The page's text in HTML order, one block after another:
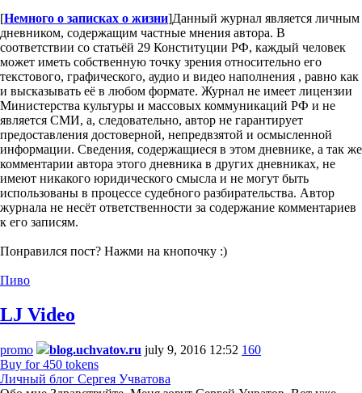
[Немного о записках о жизни]Данный журнал является личным
дневником, содержащим частные мнения автора. В
соответствии со статьёй 29 Конституции РФ, каждый человек
может иметь собственную точку зрения относительно его
текстового, графического, аудио и видео наполнения , равно как
и высказывать её в любом формате. Журнал не имеет лицензии
Министерства культуры и массовых коммуникаций РФ и не
является СМИ, а, следовательно, автор не гарантирует
предоставления достоверной, непредвзятой и осмысленной
информации. Сведения, содержащиеся в этом дневнике, а так же
комментарии автора этого дневника в других дневниках, не
имеют никакого юридического смысла и не могут быть
использованы в процессе судебного разбирательства. Автор
журнала не несёт ответственности за содержание комментариев
к его записям.
Понравился пост? Нажми на кнопочку :)
Пиво
LJ Video
promo blog.uchvatov.ru july 9, 2016 12:52 160
Buy for 450 tokens
Личный блог Сергея Учватова